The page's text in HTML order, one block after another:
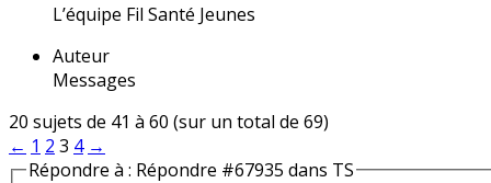
L’équipe Fil Santé Jeunes
Auteur
Messages
20 sujets de 41 à 60 (sur un total de 69)
← 1 2 3 4 →
Répondre à : Répondre #67935 dans TS